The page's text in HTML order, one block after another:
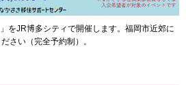
をJR博多シティで開催します。福岡市近郊に
さい（完全予約制）。